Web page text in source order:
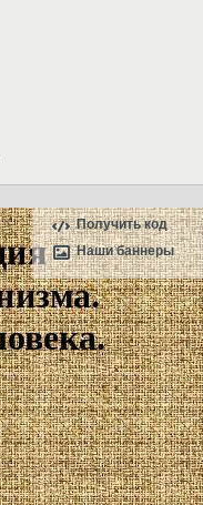
Получить код
Наши баннеры